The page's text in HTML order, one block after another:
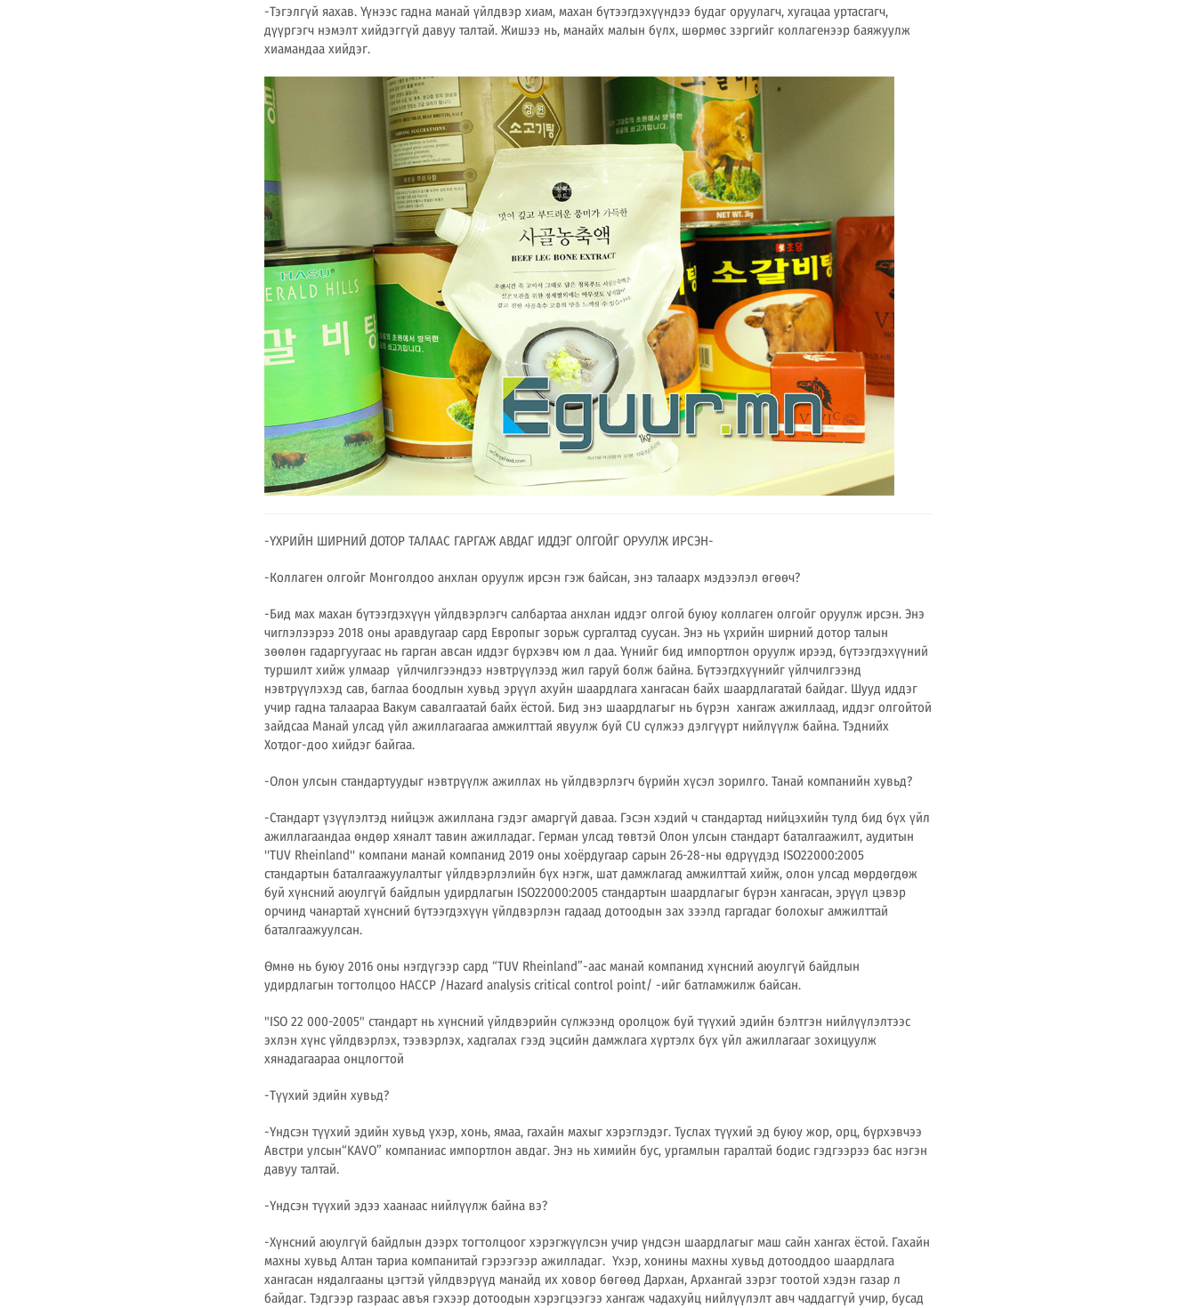
-Тэгэлгүй яахав. Үүнээс гадна манай үйлдвэр хиам, махан бүтээгдэхүүндээ будаг оруулагч, хугацаа уртасгагч,
дүүргэгч нэмэлт хийдэггүй давуу талтай. Жишээ нь, манайх малын бүлх, шөрмөс зэргийг коллагенээр баяжуулж
хиамандаа хийдэг.
-ҮХРИЙН ШИРНИЙ ДОТОР ТАЛААС ГАРГАЖ АВДАГ ИДДЭГ ОЛГОЙГ ОРУУЛЖ ИРСЭН-
-Коллаген олгойг Монголдоо анхлан оруулж ирсэн гэж байсан, энэ талаарх мэдээлэл өгөөч?
-Бид мах махан бүтээгдэхүүн үйлдвэрлэгч салбартаа анхлан иддэг олгой буюу коллаген олгойг оруулж ирсэн. Энэ
чиглэлээрээ 2018 оны аравдугаар сард Европыг зорьж сургалтад суусан. Энэ нь үхрийн ширний дотор талын
зөөлөн гадаргуугаас нь гарган авсан иддэг бүрхэвч юм л даа. Үүнийг бид импортлон оруулж ирээд, бүтээгдэхүүний
туршилт хийж улмаар үйлчилгээндээ нэвтрүүлээд жил гаруй болж байна. Бүтээгдхүүнийг үйлчилгээнд
нэвтрүүлэхэд сав, баглаа боодлын хувьд эрүүл ахуйн шаардлага хангасан байх шаардлагатай байдаг. Шууд иддэг
учир гадна талаараа Вакум савалгаатай байх ёстой. Бид энэ шаардлагыг нь бүрэн хангаж ажиллаад, иддэг олгойтой
зайдсаа Манай улсад үйл ажиллагаагаа амжилттай явуулж буй CU сүлжээ дэлгүүрт нийлүүлж байна. Тэднийх
Хотдог-доо хийдэг байгаа.
-Олон улсын стандартуудыг нэвтрүүлж ажиллах нь үйлдвэрлэгч бүрийн хүсэл зорилго. Танай компанийн хувьд?
-Стандарт үзүүлэлтэд нийцэж ажиллана гэдэг амаргүй даваа. Гэсэн хэдий ч стандартад нийцэхийн тулд бид бүх үйл
ажиллагаандаа өндөр хяналт тавин ажилладаг. Герман улсад төвтэй Олон улсын стандарт баталгаажилт, аудитын
''TUV Rheinland'' компани манай компанид 2019 оны хоёрдугаар сарын 26-28-ны өдрүүдэд ISO22000:2005
стандартын баталгаажуулалтыг үйлдвэрлэлийн бүх нэгж, шат дамжлагад амжилттай хийж, олон улсад мөрдөгдөж
буй хүнсний аюулгүй байдлын удирдлагын ISO22000:2005 стандартын шаардлагыг бүрэн хангасан, эрүүл цэвэр
орчинд чанартай хүнсний бүтээгдэхүүн үйлдвэрлэн гадаад дотоодын зах зээлд гаргадаг болохыг амжилттай
баталгаажуулсан.
Өмнө нь буюу 2016 оны нэгдүгээр сард “TUV Rheinland”-аас манай компанид хүнсний аюулгүй байдлын
удирдлагын тогтолцоо HACCP /Hazard analysis сritical control point/ -ийг батламжилж байсан.
"ISO 22 000-2005" стандарт нь хүнсний үйлдвэрийн сүлжээнд оролцож буй түүхий эдийн бэлтгэн нийлүүлэлтээс
эхлэн хүнс үйлдвэрлэх, тээвэрлэх, хадгалах гээд эцсийн дамжлага хүртэлх бүх үйл ажиллагааг зохицуулж
хянадагаараа онцлогтой
-Түүхий эдийн хувьд?
-Үндсэн түүхий эдийн хувьд үxэр, хонь, ямаа, гахайн маxыг хэрэглэдэг. Туслах түүхий эд буюу жор, орц, бүрхэвчээ
Австри улсын᠌“KAVO” компаниас импортлон авдаг. Энэ нь химийн бус, ургамлын гаралтай бодис гэдгээрээ бас нэгэн
давуу талтай.
-Үндсэн түүхий эдээ хаанаас нийлүүлж байна вэ?
-Хүнсний аюулгүй байдлын дээрх тогтолцоог хэрэгжүүлсэн учир үндсэн шаардлагыг маш сайн хангах ёстой. Гахайн
маxны хувьд Алтан тариа компанитай гэрээгээр ажилладаг. Үхэр, хонины маxны хувьд дотооддоо шаардлага
хангасан нядалгааны цэгтэй үйлдвэрүүд манайд их ховор бөгөөд Дарxан, Архангай зэрэг тоотой хэдэн газар л
байдаг. Тэдгээр газраас авъя гэхээр дотоодын хэрэгцээгээ хангаж чадахуйц нийлүүлэлт авч чаддаггүй учир, бусад